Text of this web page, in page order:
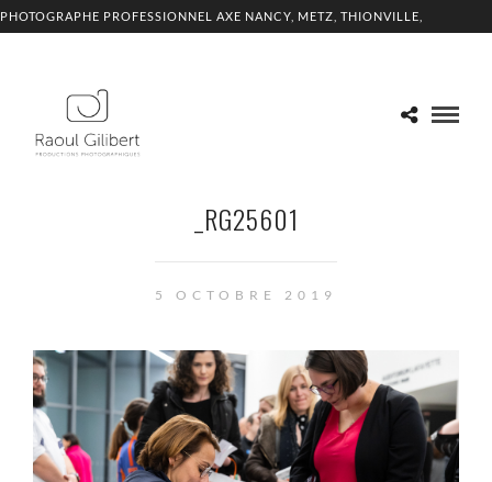
PHOTOGRAPHE PROFESSIONNEL AXE NANCY, METZ, THIONVILLE,
_RG25601
5 OCTOBRE 2019